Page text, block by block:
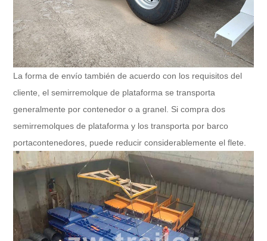
La forma de envío también de acuerdo con los requisitos del
cliente, el semirremolque de plataforma se transporta
generalmente por contenedor o a granel. Si compra dos
semirremolques de plataforma y los transporta por barco
portacontenedores, puede reducir considerablemente el flete.